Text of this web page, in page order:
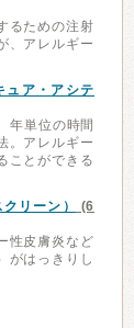
るための注射
、アレルギー
ュア・アシテ
年単位の時間
。アレルギー
ことができる
リーン）
(6
性皮膚炎など
がはっきりし